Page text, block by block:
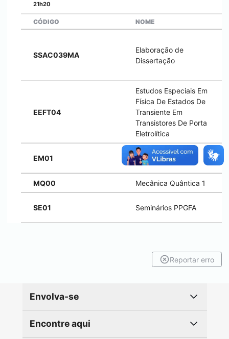
21h20
CÓDIGO NOME
SSAC039MA
Elaboração de
Dissertação
EEFT04
Estudos Especiais Em
Física De Estados De
Transiente Em
Transistores De Porta
Eletrolítica
EM01 Eletromagnetismo
MQ00 Mecânica Quântica 1
SE01 Seminários PPGFA
Reportar erro
Envolva-se
Encontre aqui